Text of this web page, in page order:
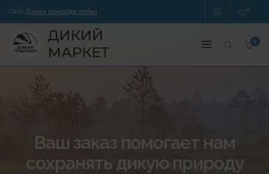
Сайт Дзікая прырода побач 0
0
Ваш заказ помогает нам
сохранять дикую природу